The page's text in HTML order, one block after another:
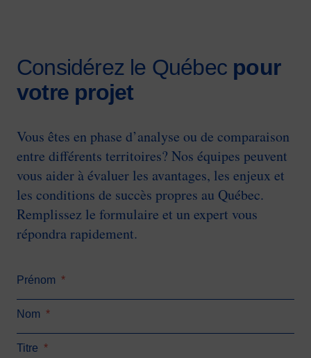
Considérez le Québec pour
votre projet
Vous êtes en phase d’analyse ou de comparaison
entre différents territoires? Nos équipes peuvent
vous aider à évaluer les avantages, les enjeux et
les conditions de succès propres au Québec.
Remplissez le formulaire et un expert vous
répondra rapidement.
Prénom *
Nom *
Titre *